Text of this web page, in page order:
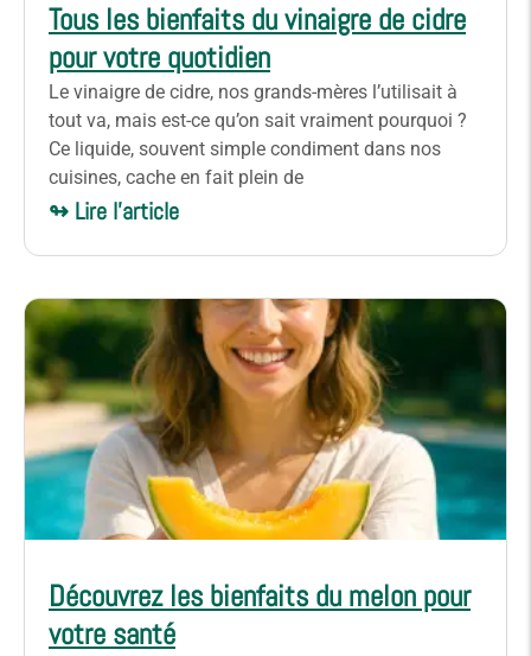
Tous les bienfaits du vinaigre de cidre
pour votre quotidien
Le vinaigre de cidre, nos grands-mères l’utilisait à
tout va, mais est-ce qu’on sait vraiment pourquoi ?
Ce liquide, souvent simple condiment dans nos
cuisines, cache en fait plein de
↬ Lire l'article
Découvrez les bienfaits du melon pour
votre santé